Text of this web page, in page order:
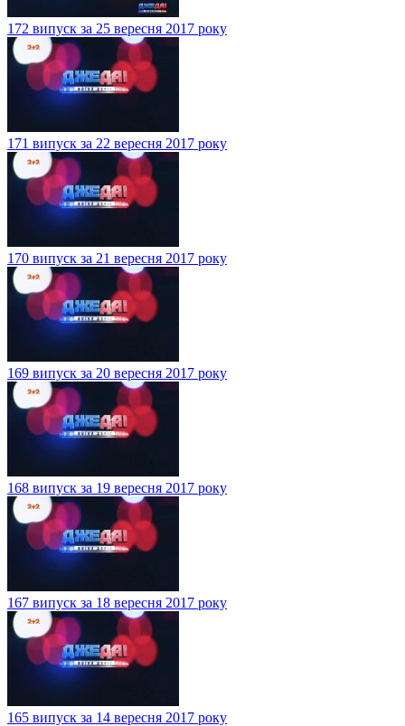
172 випуск за 25 вересня 2017 року
171 випуск за 22 вересня 2017 року
170 випуск за 21 вересня 2017 року
169 випуск за 20 вересня 2017 року
168 випуск за 19 вересня 2017 року
167 випуск за 18 вересня 2017 року
165 випуск за 14 вересня 2017 року